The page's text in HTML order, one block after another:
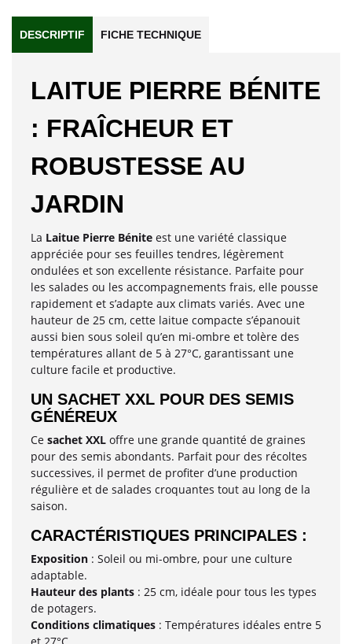
DESCRIPTIF FICHE TECHNIQUE
LAITUE PIERRE BÉNITE
: FRAÎCHEUR ET
ROBUSTESSE AU
JARDIN
La Laitue Pierre Bénite est une variété classique
appréciée pour ses feuilles tendres, légèrement
ondulées et son excellente résistance. Parfaite pour
les salades ou les accompagnements frais, elle pousse
rapidement et s’adapte aux climats variés. Avec une
hauteur de 25 cm, cette laitue compacte s’épanouit
aussi bien sous soleil qu’en mi-ombre et tolère des
températures allant de 5 à 27°C, garantissant une
culture facile et productive.
UN SACHET XXL POUR DES SEMIS
GÉNÉREUX
Ce sachet XXL offre une grande quantité de graines
pour des semis abondants. Parfait pour des récoltes
successives, il permet de profiter d’une production
régulière et de salades croquantes tout au long de la
saison.
CARACTÉRISTIQUES PRINCIPALES :
Exposition : Soleil ou mi-ombre, pour une culture
adaptable.
Hauteur des plants : 25 cm, idéale pour tous les types
de potagers.
Conditions climatiques : Températures idéales entre 5